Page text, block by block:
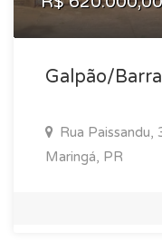
Galpão/
Rua
Maringá, PR